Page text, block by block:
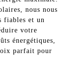
nous nous
fiables et un
votre
énergétiques,
parfait pour